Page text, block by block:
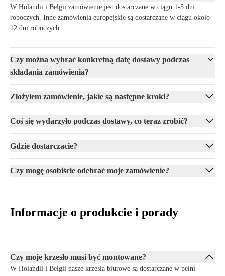
W Holandii i Belgii zamówienie jest dostarczane w ciągu 1-5 dni
roboczych. Inne zamówienia europejskie są dostarczane w ciągu około
12 dni roboczych.
Czy można wybrać konkretną datę dostawy podczas
składania zamówienia?
Złożyłem zamówienie, jakie są następne kroki?
Coś się wydarzyło podczas dostawy, co teraz zrobić?
Gdzie dostarczacie?
Czy mogę osobiście odebrać moje zamówienie?
Informacje o produkcie i porady
Czy moje krzesło musi być montowane?
W Holandii i Belgii nasze krzesła biurowe są dostarczane w pełni